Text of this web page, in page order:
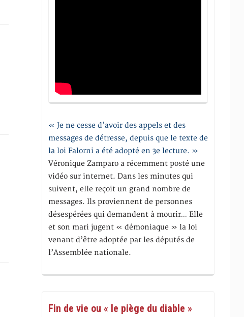
« Je ne cesse d’avoir des appels et des
messages de détresse, depuis que le texte de
la loi Falorni a été adopté en 3e lecture. »
Véronique Zamparo a récemment posté une
vidéo sur internet. Dans les minutes qui
suivent, elle reçoit un grand nombre de
messages. Ils proviennent de personnes
désespérées qui demandent à mourir… Elle
et son mari jugent « démoniaque » la loi
venant d’être adoptée par les députés de
l’Assemblée nationale.
Fin de vie ou « le piège du diable »